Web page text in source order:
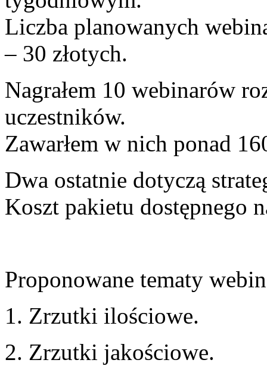
Liczba planowanych
– 30 złotych.
Nagrałem 10 webinarów
uczestników.
Zawarłem w nich ponad
Dwa ostatnie dotyczą
Koszt pakietu dostępnego
Proponowane tematy
1. Zrzutki ilościowe.
2. Zrzutki jakościowe.